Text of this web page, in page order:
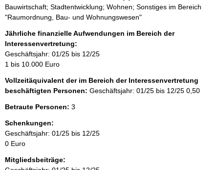
Bauwirtschaft; Stadtentwicklung; Wohnen; Sonstiges im Bereich
"Raumordnung, Bau- und Wohnungswesen"
Jährliche finanzielle Aufwendungen im Bereich der
Interessenvertretung:
Geschäftsjahr: 01/25 bis 12/25
1 bis 10.000 Euro
Vollzeitäquivalent der im Bereich der Interessenvertretung
beschäftigten Personen: Geschäftsjahr: 01/25 bis 12/25 0,50
Betraute Personen: 3
Schenkungen:
Geschäftsjahr: 01/25 bis 12/25
0 Euro
Mitgliedsbeiträge: